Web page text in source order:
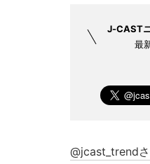
J-CAST
最
@jcast_trend